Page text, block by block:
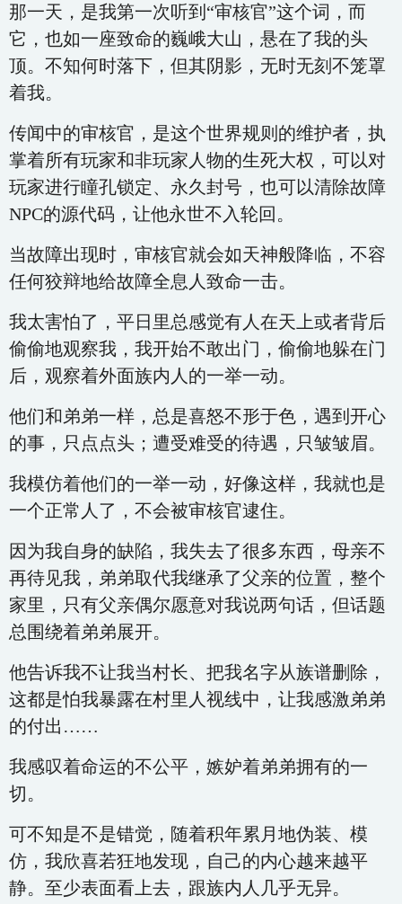
那一天，是我第一次听到“审核官”这个词，而
它，也如一座致命的巍峨大山，悬在了我的头
顶。不知何时落下，但其阴影，无时无刻不笼罩
着我。
传闻中的审核官，是这个世界规则的维护者，执
掌着所有玩家和非玩家人物的生死大权，可以对
玩家进行瞳孔锁定、永久封号，也可以清除故障
NPC的源代码，让他永世不入轮回。
当故障出现时，审核官就会如天神般降临，不容
任何狡辩地给故障全息人致命一击。
我太害怕了，平日里总感觉有人在天上或者背后
偷偷地观察我，我开始不敢出门，偷偷地躲在门
后，观察着外面族内人的一举一动。
他们和弟弟一样，总是喜怒不形于色，遇到开心
的事，只点点头；遭受难受的待遇，只皱皱眉。
我模仿着他们的一举一动，好像这样，我就也是
一个正常人了，不会被审核官逮住。
因为我自身的缺陷，我失去了很多东西，母亲不
再待见我，弟弟取代我继承了父亲的位置，整个
家里，只有父亲偶尔愿意对我说两句话，但话题
总围绕着弟弟展开。
他告诉我不让我当村长、把我名字从族谱删除，
这都是怕我暴露在村里人视线中，让我感激弟弟
的付出……
我感叹着命运的不公平，嫉妒着弟弟拥有的一
切。
可不知是不是错觉，随着积年累月地伪装、模
仿，我欣喜若狂地发现，自己的内心越来越平
静。至少表面看上去，跟族内人几乎无异。